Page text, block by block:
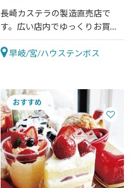
長崎カステラの製造直売店で
す。広い店内でゆっくりお買い
物が出来ます。
早岐/宮/ハウステンボス